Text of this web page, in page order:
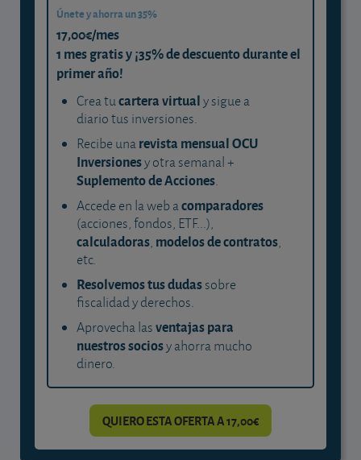
Únete y ahorra un 35%
17,00€/mes
1 mes gratis y ¡35% de descuento durante el
primer año!
Crea tucartera virtualy sigue a
diario tus inversiones.
Recibe unarevista mensual OCU
Inversionesy otra semanal +
Suplemento de Acciones.
Accede en la web acomparadores
(acciones, fondos, ETF...),
calculadoras, modelos de contratos,
etc.
Resolvemos tus dudassobre
fiscalidad y derechos.
Aprovecha lasventajas para
nuestros sociosy ahorra mucho
dinero.
QUIERO ESTA OFERTA A 17,00€